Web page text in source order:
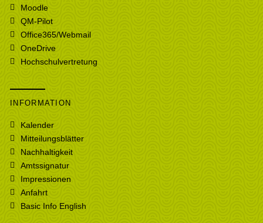
Moodle
QM-Pilot
Office365/Webmail
OneDrive
Hochschulvertretung
INFORMATION
Kalender
Mitteilungsblätter
Nachhaltigkeit
Amtssignatur
Impressionen
Anfahrt
Basic Info English